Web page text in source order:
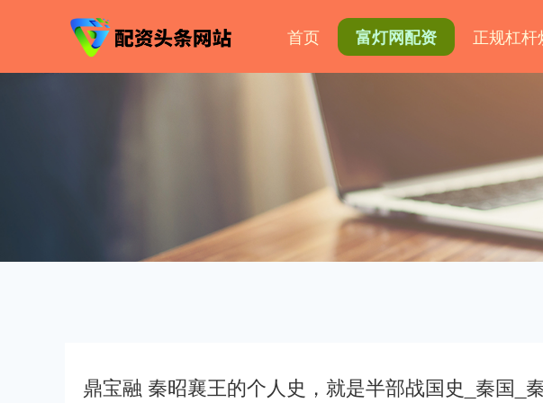
首页 富灯网配资 正规杠杆
鼎宝融 秦昭襄王的个人史，就是半部战国史_秦国_